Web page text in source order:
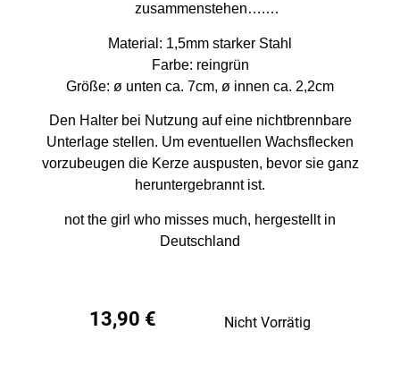
zusammenstehen….
Deutschland gefertigt.
Material: 1,5mm starker Stahl
Farbe: reingrün
Größe: ø unten ca. 7cm, ø innen ca. 2,2cm
Den Halter bei Nutzung auf eine nichtbrennbare
Unterlage stellen. Um eventuellen Wachsflecken
vorzubeugen die Kerze auspusten, bevor sie ganz
heruntergebrannt ist.
not the girl who misses much, hergestellt in
Deutschland
13,90 € Nicht Vorrätig